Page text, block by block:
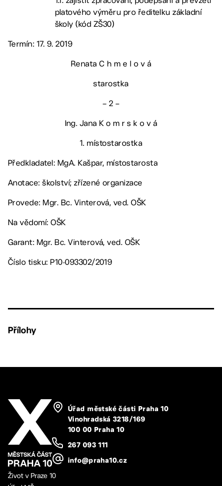
platového výměru pro ředitelku základní
školy (kód ZŠ30)
Termín: 17. 9. 2019
Renata C h m e l o v á
starostka
– 2 –
Ing. Jana K o m r s k o v á
1. místostarostka
Předkladatel: MgA. Kašpar, místostarosta
Anotace: školství; zřízené organizace
Provede: Mgr. Bc. Vinterová, ved. OŠK
Na vědomí: OŠK
Garant: Mgr. Bc. Vinterová, ved. OŠK
Číslo tisku: P10-093302/2019
Přílohy
Úřad městské části Praha 10
Vinohradská 3218/169
100 00 Praha 10
267 093 111
info@praha10.cz
Život v Praze 10